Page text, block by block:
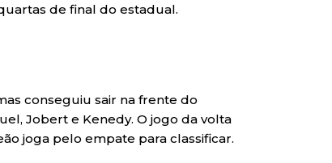
de final do estadual.
conseguiu sair na frente do
Jobert e Kenedy. O jogo da volta
joga pelo empate para classificar.